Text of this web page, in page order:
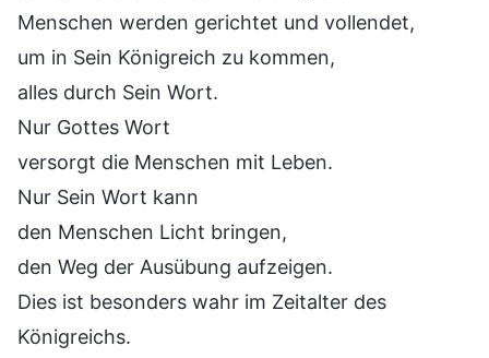
Menschen werden gerichtet und vollendet,
um in Sein Königreich zu kommen,
alles durch Sein Wort.
Nur Gottes Wort
versorgt die Menschen mit Leben.
Nur Sein Wort kann
den Menschen Licht bringen,
den Weg der Ausübung aufzeigen.
Dies ist besonders wahr im Zeitalter des
Königreichs.